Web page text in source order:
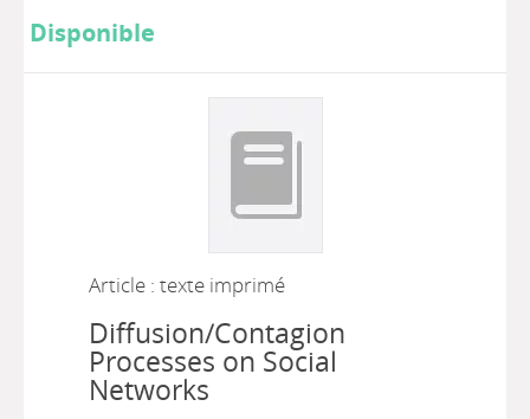
Disponible
Article : texte imprimé
Diffusion/Contagion
Processes on Social
Networks